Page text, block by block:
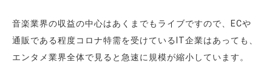
音楽業界の収益の中心はあくまでもライブですので、ECや
通販である程度コロナ特需を受けているIT企業はあっても、
エンタメ業界全体で見ると急速に規模が縮小しています。